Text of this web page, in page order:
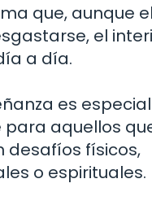
que, aunque
el
a día.
es
para aquellos
desafíos físicos,
o espirituales.